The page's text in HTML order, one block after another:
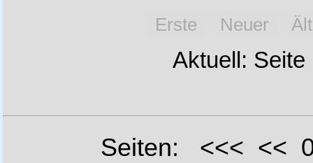
Erste Neuer
Aktuell: Seite
Seiten: <<< <<